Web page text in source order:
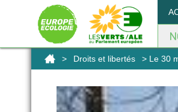
> Droits et libertés > Le 30
Panneau de gestion des cookies